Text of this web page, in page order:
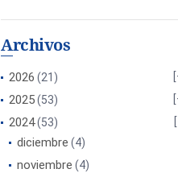
Archivos
2026 (21)
2025(53)
2024(53)
diciembre (4)
noviembre (4)